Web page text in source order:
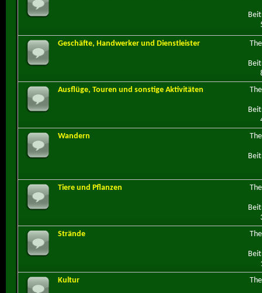
Geschäfte, Handwerker und Dienstleister
Ausflüge, Touren und sonstige Aktivitäten
Wandern
Tiere und Pflanzen
Strände
Kultur